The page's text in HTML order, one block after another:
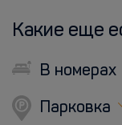
Какие еще
В номерах
Парковка